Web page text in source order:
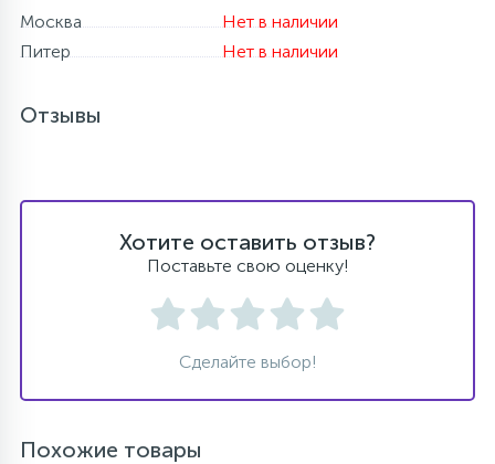
Москва
Нет в наличии
Питер
Нет в наличии
Отзывы
Хотите оставить отзыв?
Поставьте свою оценку!
Сделайте выбор!
Похожие товары